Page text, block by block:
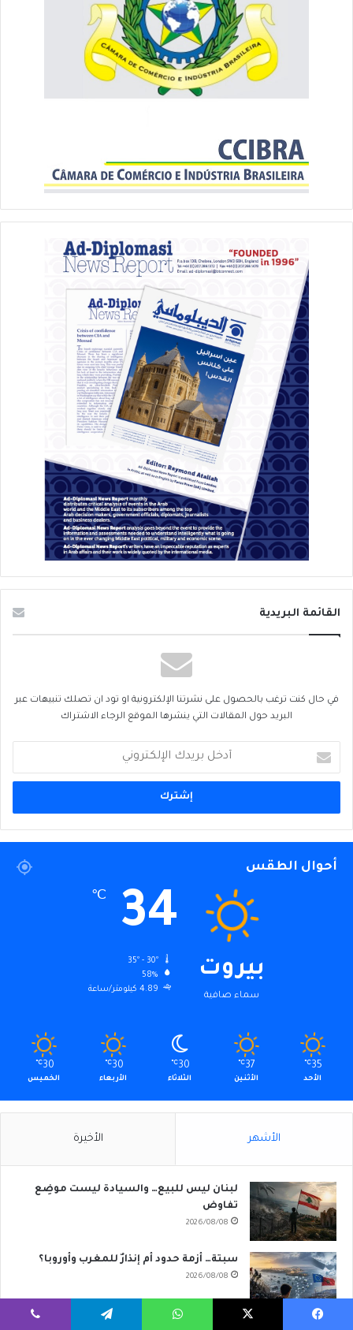
القائمة البريدية
في حال كنت ترغب بالحصول على نشرتنا الإلكترونية او تود ان تصلك تنبيهات عبر
البريد حول المقالات التي ينشرها الموقع الرجاء الاشتراك
بريدك
الإلكتروني
أحوال الطقس
بيروت
سماء صافية
34
℃
58%
4.89 كيلومتر/ساعة
35
℃
الأحد
37
℃
الأثنين
30
℃
الثلاثاء
30
℃
الأربعاء
30
℃
الخميس
الأشهر الأخيرة
لبنان ليس للبيع… والسيادة ليست موضِع
تفاوض
2026/08/08
سبتة… أزمة حدود أم إنذارٌ للمغرب وأوروبا؟
2026/08/08